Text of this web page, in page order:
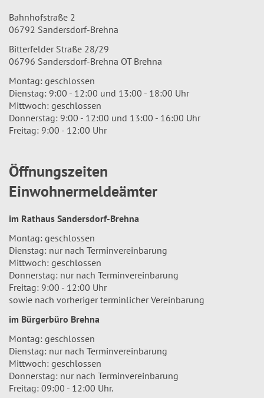
Bahnhofstraße 2
06792 Sandersdorf-Brehna
Bitterfelder Straße 28/29
06796 Sandersdorf-Brehna OT Brehna
Montag: geschlossen
Dienstag: 9:00 - 12:00 und 13:00 - 18:00 Uhr
Mittwoch: geschlossen
Donnerstag: 9:00 - 12:00 und 13:00 - 16:00 Uhr
Freitag: 9:00 - 12:00 Uhr
Öffnungszeiten
Einwohnermeldeämter
im Rathaus Sandersdorf-Brehna
Montag: geschlossen
Dienstag: nur nach Terminvereinbarung
Mittwoch: geschlossen
Donnerstag: nur nach Terminvereinbarung
Freitag: 9:00 - 12:00 Uhr
sowie nach vorheriger terminlicher Vereinbarung
im Bürgerbüro Brehna
Montag: geschlossen
Dienstag: nur nach Terminvereinbarung
Mittwoch: geschlossen
Donnerstag: nur nach Terminvereinbarung
Freitag: 09:00 - 12:00 Uhr.